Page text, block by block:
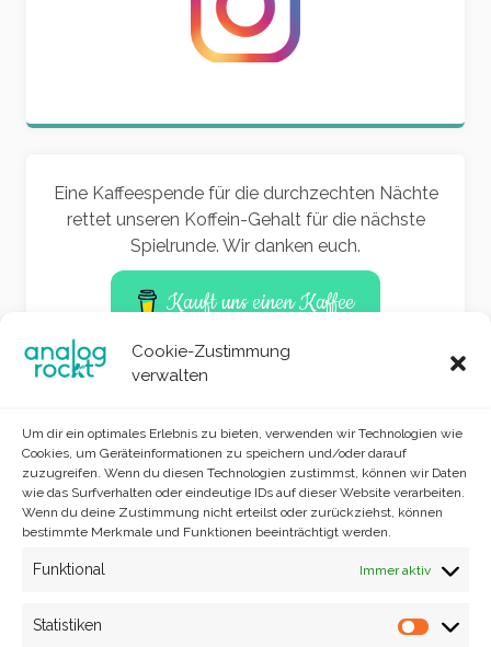
Cookie-Zustimmung
verwalten
Um dir ein optimales Erlebnis zu bieten, verwenden wir Technologien wie
Cookies, um Geräteinformationen zu speichern und/oder darauf
zuzugreifen. Wenn du diesen Technologien zustimmst, können wir Daten
wie das Surfverhalten oder eindeutige IDs auf dieser Website verarbeiten.
Wenn du deine Zustimmung nicht erteilst oder zurückziehst, können
bestimmte Merkmale und Funktionen beeinträchtigt werden.
Funktional Immer aktiv
Statistiken
Eine Kaffeespende für die durchzechten Nächte
rettet unseren Koffein-Gehalt für die nächste
Spielrunde. Wir danken euch.
Kauft uns einen Kaffee